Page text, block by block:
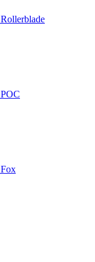
Rollerblade
POC
Fox